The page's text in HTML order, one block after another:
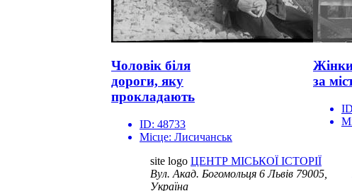
Чоловік біля
дороги, яку
прокладають
ID: 48733
Місце: Лисичанськ
Жінки
за
site logo ЦЕНТР МІСЬКОЇ ІСТОРІЇ
Вул. Акад. Богомольця 6Львів 79005,
Україна